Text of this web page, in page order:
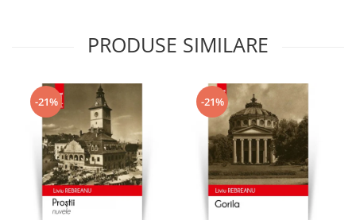
PRODUSE SIMILARE
-21% -21%